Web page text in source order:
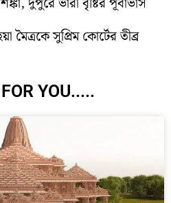
মৈত্রকে সুপ্রিম কোর্টের তীব্র
YOU.....